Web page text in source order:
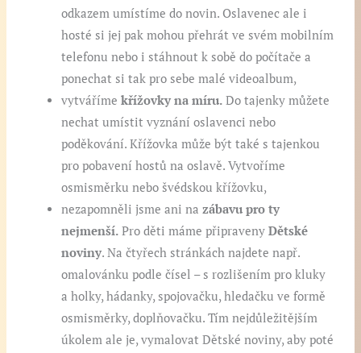
odkazem umístíme do novin. Oslavenec ale i
hosté si jej pak mohou přehrát ve svém mobilním
telefonu nebo i stáhnout k sobě do počítače a
ponechat si tak pro sebe malé videoalbum,
vytvářímekřížovky na míru. Do tajenky můžete
nechat umístit vyznání oslavenci nebo
poděkování. Křížovka může být také s tajenkou
pro pobavení hostů na oslavě. Vytvoříme
osmisměrku nebo švédskou křížovku,
nezapomněli jsme ani nazábavu pro ty
nejmenší. Pro děti máme připravenyDětské
noviny. Na čtyřech stránkách najdete např.
omalovánku podle čísel – s rozlišením pro kluky
a holky, hádanky, spojovačku, hledačku ve formě
osmisměrky, doplňovačku. Tím nejdůležitějším
úkolem ale je, vymalovat Dětské noviny, aby poté